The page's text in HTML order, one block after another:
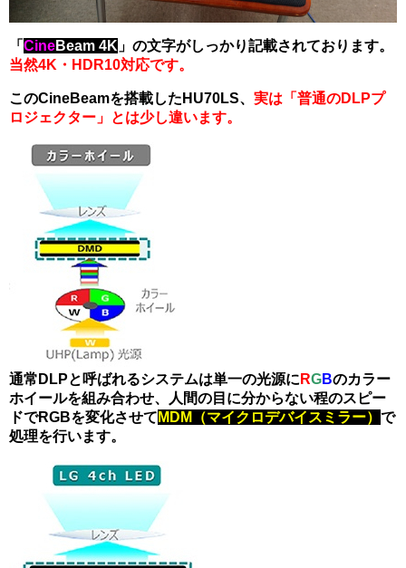
「 CineBeam 4K 」の文字がしっかり記載されております。
当然4K・HDR10対応です。
このCineBeamを搭載したHU70LS、 実は「普通のDLPプ
ロジェクター」とは少し違います。
通常DLPと呼ばれるシステムは単一の光源に RGBのカラー
ホイールを組み合わせ、人間の目に分からない程のスピー
ドでRGBを変化させて MDM（マイクロデバイスミラー） で
処理を行います。